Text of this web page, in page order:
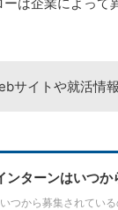
サイトや就活情
ンターンはいつ
つから募集されてい